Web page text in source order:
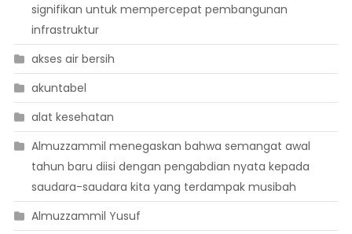
signifikan untuk mempercepat pembangunan
infrastruktur
akses air bersih
akuntabel
alat kesehatan
Almuzzammil menegaskan bahwa semangat awal
tahun baru diisi dengan pengabdian nyata kepada
saudara-saudara kita yang terdampak musibah
Almuzzammil Yusuf